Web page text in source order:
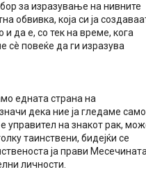
за изразување на нивните
обвивка, која си ја
да е, со тек на време, кога
сè повеќе да ги изразува
едната страна на
дека ние ја гледаме само
управител на знакот рак,
таинствени, бидејќи се
ја прави Месечината
личности.